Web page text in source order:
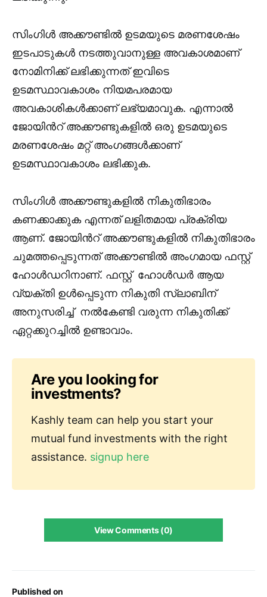
Published on
സിംഗിൾ അക്കൗണ്ടിൽ ഉടമയുടെ മരണശേഷം
ഇടപാടുകൾ നടത്തുവാനുള്ള അവകാശമാണ്
നോമിനിക്ക് ലഭിക്കുന്നത് ഇവിടെ
ഉടമസ്ഥാവകാശം നിയമപരമായ
അവകാശികൾക്കാണ് ലഭ്യമാവുക. എന്നാൽ
ജോയിൻറ് അക്കൗണ്ടുകളിൽ ഒരു ഉടമയുടെ
മരണശേഷം മറ്റ് അംഗങ്ങൾക്കാണ്
ഉടമസ്ഥാവകാശം ലഭിക്കുക.
സിംഗിൾ അക്കൗണ്ടുകളിൽ നികുതിഭാരം
കണക്കാക്കുക എന്നത് ലളിതമായ പ്രക്രിയ
ആണ്. ജോയിൻറ് അക്കൗണ്ടുകളിൽ നികുതിഭാരം
ചുമത്തപ്പെടുന്നത് അക്കൗണ്ടിൽ അംഗമായ ഫസ്റ്റ്
ഹോൾഡറിനാണ്. ഫസ്റ്റ് ഹോൾഡർ ആയ
വ്യക്തി ഉൾപ്പെടുന്ന നികുതി സ്ലാബിന്
അനുസരിച്ച് നൽകേണ്ടി വരുന്ന നികുതിക്ക്
ഏറ്റക്കുറച്ചിൽ ഉണ്ടാവാം.
Are you looking for
investments?
Kashly team can help you start your
mutual fund investments with the right
assistance. signup here
View Comments (0)